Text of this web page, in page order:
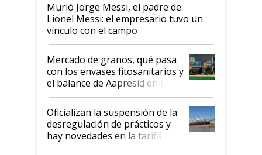
Murió Jorge Messi, el padre de
Lionel Messi: el empresario tuvo un
vínculo con el campo
Mercado de granos, qué pasa
con los envases fitosanitarios y
el balance de Aapresid en La
Posta
Oficializan la suspensión de la
desregulación de prácticos y
hay novedades en la tarifa de
la hidrovía